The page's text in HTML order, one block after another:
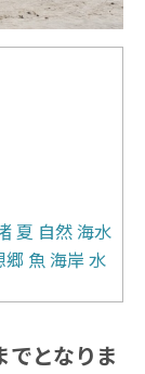
夏 自然海水
郷 魚 海岸水
となりま